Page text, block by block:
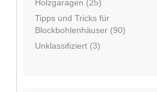
Holzgaragen (25)
Tipps und Tricks für
Blockbohlenhäuser (90)
Unklassifiziert (3)